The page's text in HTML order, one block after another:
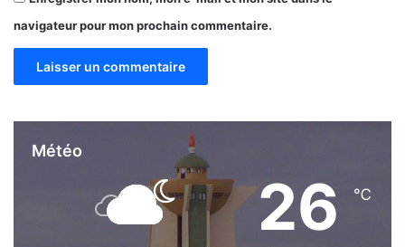
navigateur pour mon prochain commentaire.
Météo
26 ℃